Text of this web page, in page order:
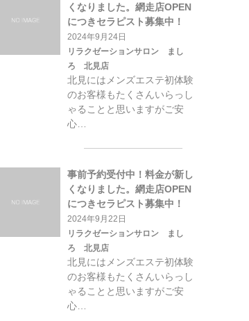
くなりました。網走店OPEN
につきセラピスト募集中！
2024年9月24日
リラクゼーションサロン まし
ろ 北見店
北見にはメンズエステ初体験
のお客様もたくさんいらっし
ゃることと思いますがご安
心…
事前予約受付中！料金が新し
くなりました。網走店OPEN
につきセラピスト募集中！
2024年9月22日
リラクゼーションサロン まし
ろ 北見店
北見にはメンズエステ初体験
のお客様もたくさんいらっし
ゃることと思いますがご安
心…